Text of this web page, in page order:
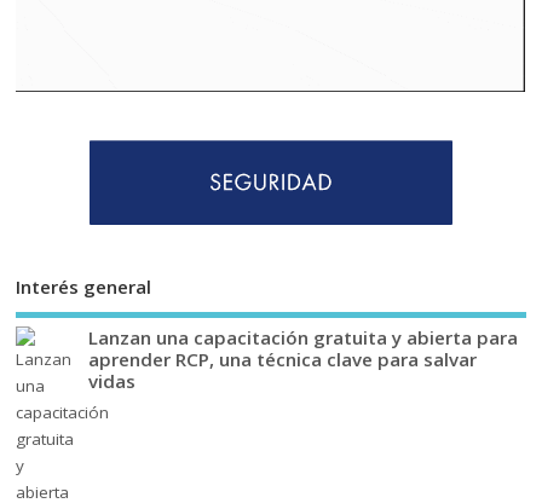
Interés general
Lanzan una capacitación gratuita y abierta para
aprender RCP, una técnica clave para salvar
vidas